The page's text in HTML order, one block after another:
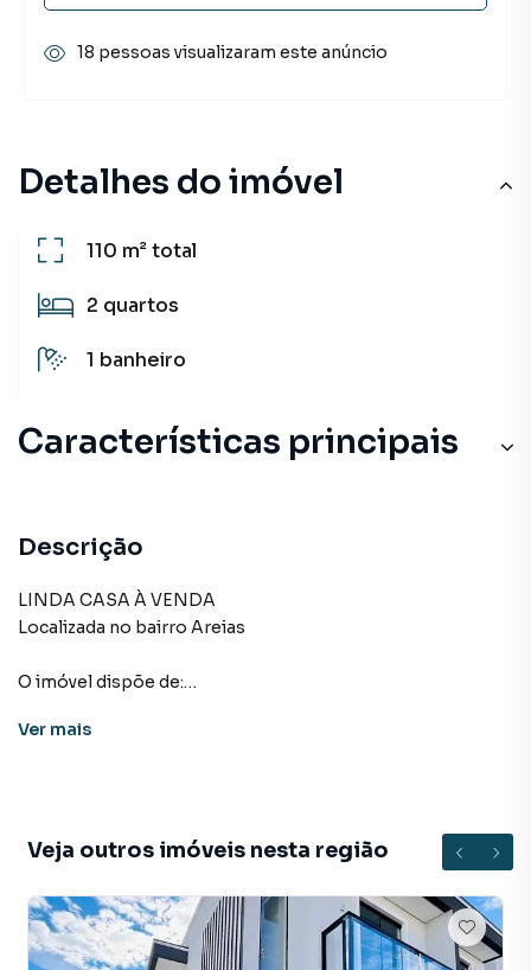
Detalhes do imóvel
110 m²total
2 quartos
1 banheiro
Características principais
Descrição
LINDA CASA À VENDA
Localizada no bairro Areias
O imóvel dispõe de:
02 Dormitórios
Área de festa com churrasqueira, fogão a lenha e bar
Garagem de vidro,
Lavanderia grande,
Toda casa com porcelanato e rebaixada em gesso
Ver mais
Veja outros imóveis nesta região
18 pessoas visualizaram este anúncio